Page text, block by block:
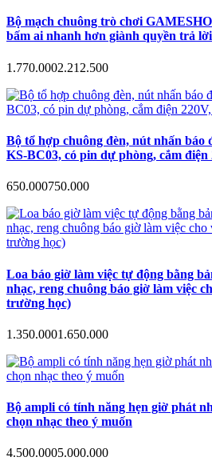
Bộ mạch chuông trò chơi
bấm ai nhanh hơn giành quyền trả lời
1.770.0002.212.500
Bộ tổ hợp chuông đèn, nút nhấn báo
KS-BC03, có pin dự phòng, cắm điện
650.000750.000
Loa báo giờ làm việc tự động bằng
nhạc, reng chuông báo giờ làm việc
trường học)
1.350.0001.650.000
Bộ ampli có tính năng hẹn giờ phát
chọn nhạc theo ý muốn
4.500.0005.000.000